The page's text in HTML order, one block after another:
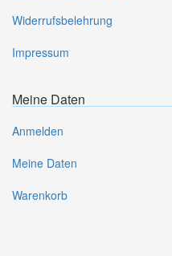
Widerrufsbelehrung
Impressum
Meine Daten
Anmelden
Meine Daten
Warenkorb